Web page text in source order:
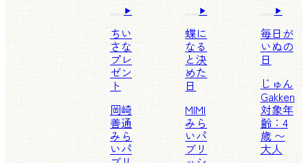
ちい
さな
プレ
ゼン
ト
岡崎
善通
みら
いパ
蝶に
なる
と決
めた
日
MIMI
みら
いパ
ブリ
毎日が
いぬの
日
じゅん
Gakken
対象年
齢：4
歳 〜
大人